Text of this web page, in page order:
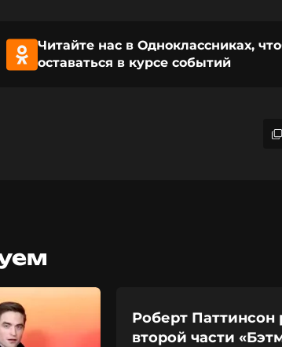
Читайте нас в Одноклассниках,
оставаться в курсе событий
Роберт
второй части